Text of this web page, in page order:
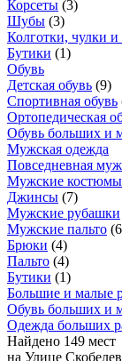
Корсеты (3)
Шубы (3)
Колготки, чулки и
Бутики (1)
Обувь
Детская обувь (9)
Спортивная обувь
Ортопедическая
Обувь больших и
Мужская одежда
Повседневная
Мужские костюмы
Джинсы (7)
Мужские рубашки
Мужские пальто (6
Брюки (4)
Пальто (4)
Бутики (1)
Большие и малые
Обувь больших и
Одежда больших
Найдено 149 мест
на Улице